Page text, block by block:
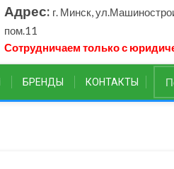
Адрес: г. Минск,
пом.11
Сотрудничаем только с
БРЕНДЫ КОНТАКТЫ